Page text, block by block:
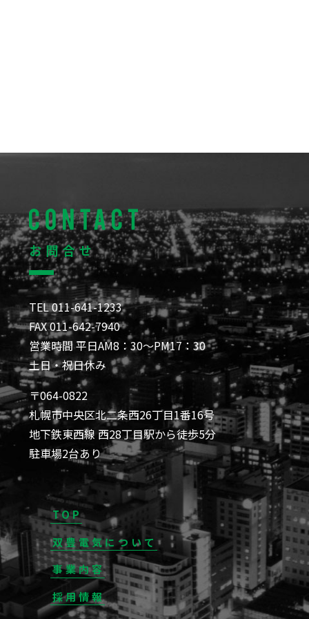
お問合せ
〒064-0822
札幌市中央区北二条西26丁目1番16号
地下鉄東西線 西28丁目駅から徒歩5分
駐車場2台あり
TEL 011-641-1233
FAX 011-642-7940
営業時間 平日AM8：30～PM17：30
土日・祝日休み
TOP
双豊電気について
事業内容
採用情報